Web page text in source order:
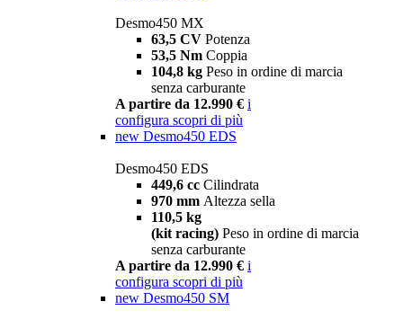
Desmo450 MX
63,5 CV Potenza
53,5 Nm Coppia
104,8 kg Peso in ordine di marcia
senza carburante
A partire da 12.990 € i
configura scopri di più
new Desmo450 EDS
Desmo450 EDS
449,6 cc Cilindrata
970 mm Altezza sella
110,5 kg
(kit racing) Peso in ordine di marcia
senza carburante
A partire da 12.990 € i
configura scopri di più
new Desmo450 SM